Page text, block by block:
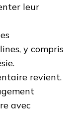
leur
y compris
revient.
avec